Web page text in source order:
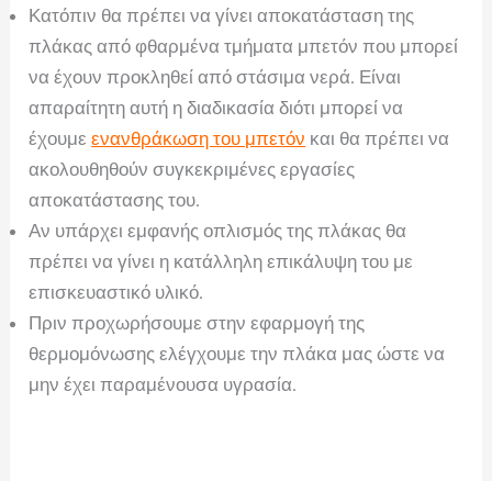
Κατόπιν θα πρέπει να γίνει αποκατάσταση της
πλάκας από φθαρμένα τμήματα μπετόν που μπορεί
να έχουν προκληθεί από στάσιμα νερά. Είναι
απαραίτητη αυτή η διαδικασία διότι μπορεί να
έχουμεενανθράκωση του μπετόν και θα πρέπει να
ακολουθηθούν συγκεκριμένες εργασίες
αποκατάστασης του.
Αν υπάρχει εμφανής οπλισμός της πλάκας θα
πρέπει να γίνει η κατάλληλη επικάλυψη του με
επισκευαστικό υλικό.
Πριν προχωρήσουμε στην εφαρμογή της
θερμομόνωσης ελέγχουμε την πλάκα μας ώστε να
μην έχει παραμένουσα υγρασία.